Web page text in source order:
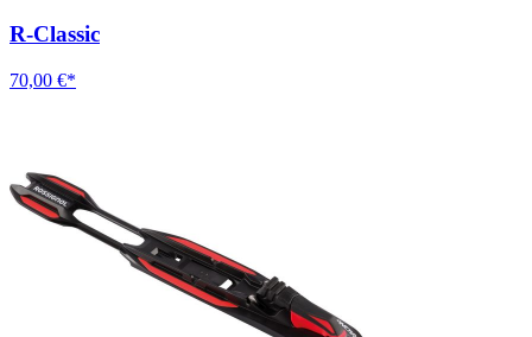
R-Classic
70,00 €*